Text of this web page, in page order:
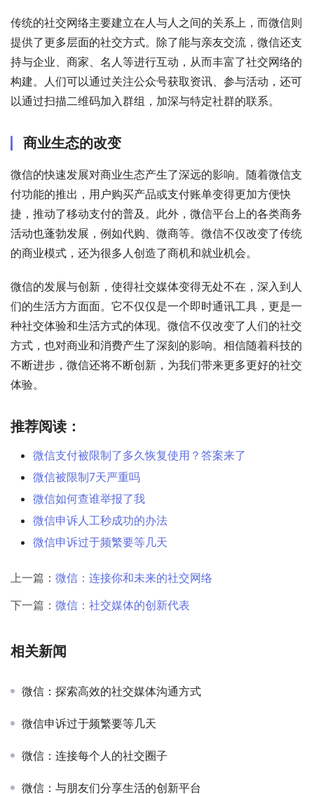
传统的社交网络主要建立在人与人之间的关系上，而微信则
提供了更多层面的社交方式。除了能与亲友交流，微信还支
持与企业、商家、名人等进行互动，从而丰富了社交网络的
构建。人们可以通过关注公众号获取资讯、参与活动，还可
以通过扫描二维码加入群组，加深与特定社群的联系。
商业生态的改变
微信的快速发展对商业生态产生了深远的影响。随着微信支
付功能的推出，用户购买产品或支付账单变得更加方便快
捷，推动了移动支付的普及。此外，微信平台上的各类商务
活动也蓬勃发展，例如代购、微商等。微信不仅改变了传统
的商业模式，还为很多人创造了商机和就业机会。
微信的发展与创新，使得社交媒体变得无处不在，深入到人
们的生活方方面面。它不仅仅是一个即时通讯工具，更是一
种社交体验和生活方式的体现。微信不仅改变了人们的社交
方式，也对商业和消费产生了深刻的影响。相信随着科技的
不断进步，微信还将不断创新，为我们带来更多更好的社交
体验。
推荐阅读：
微信支付被限制了多久恢复使用？答案来了
微信被限制7天严重吗
微信如何查谁举报了我
微信申诉人工秒成功的办法
微信申诉过于频繁要等几天
上一篇： 微信：连接你和未来的社交网络
下一篇： 微信：社交媒体的创新代表
相关新闻
微信：探索高效的社交媒体沟通方式
微信申诉过于频繁要等几天
微信：连接每个人的社交圈子
微信：与朋友们分享生活的创新平台